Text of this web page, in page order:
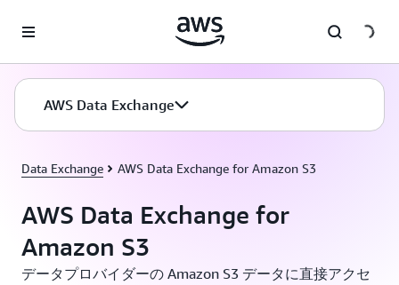
AWS Data Exchange
Data Exchange AWS Data Exchange for Amazon S3
AWS Data Exchange for
Amazon S3
データプロバイダーの Amazon S3 データに直接アクセ